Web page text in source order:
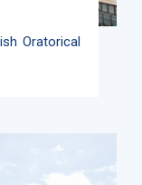
Oratorical